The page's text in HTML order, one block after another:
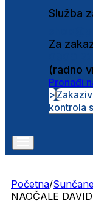
Služba
Za
(radno
Pronađi
>
kontrola
Početna/
NAOČALE